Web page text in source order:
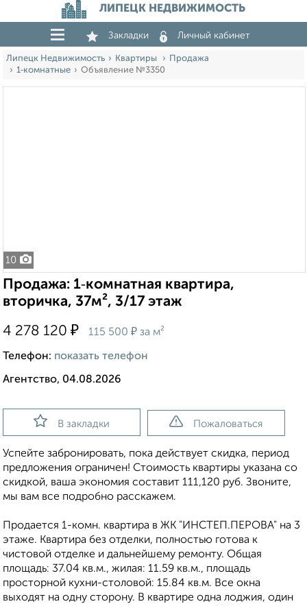
ЛИПЕЦК НЕДВИЖИМОСТЬ
Закладки Личный кабинет
Липецк Недвижимость Квартиры
Продажа
1‑комнатные
Объявление №3350
10
Продажа: 1‑комнатная квартира,
вторичка, 37м², 3/17 этаж
4 278 120 ₽ 115 500 ₽ за м²
Телефон: показать телефон
Агентство, 04.08.2026
В закладки Пожаловаться
Успейте забронировать, пока действует скидка, период
предложения ограничен! Стоимость квартиры указана со
скидкой, ваша экономия составит 111,120 руб. Звоните,
мы вам все подробно расскажем.
Продается 1-комн. квартира в ЖК "ИНСТЕП.ПЕРОВА" на 3
этаже. Квартира без отделки, полностью готова к
чистовой отделке и дальнейшему ремонту. Общая
площадь: 37.04 кв.м., жилая: 11.59 кв.м., площадь
просторной кухни-столовой: 15.84 кв.м. Все окна
выходят на одну сторону. В квартире одна лоджия, один